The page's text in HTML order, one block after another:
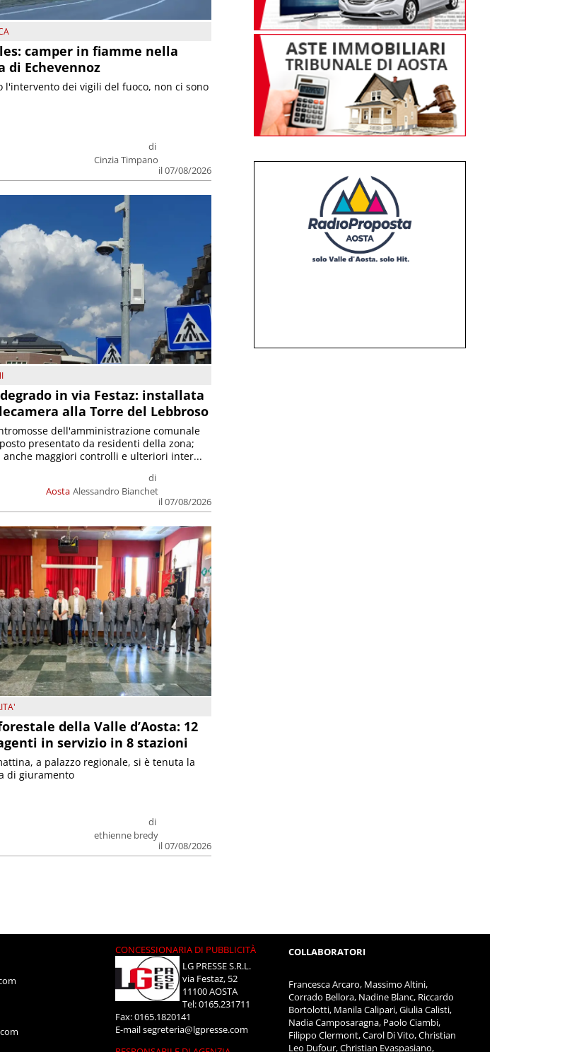
camper in fiamme nella
di Echevennoz
di
Cinzia Timpano
il 07/08/2026
l'intervento dei vigili del fuoco, non ci sono
in via Festaz: installata
alla Torre del Lebbroso
Aosta
di
Alessandro Bianchet
il 07/08/2026
dell'amministrazione comunale
presentato da residenti della zona;
anche maggiori controlli e ulteriori inter...
della Valle d’Aosta: 12
in servizio in 8 stazioni
di
ethienne bredy
il 07/08/2026
a palazzo regionale, si è tenuta la
di giuramento
CONCESSIONARIA DI PUBBLICITÀ
LG PRESSE S.R.L.
via Festaz, 52
11100 AOSTA
Tel: 0165.231711
Fax: 0165.1820141
E-mailsegreteria@lgpresse.com
COLLABORATORI
Francesca Arcaro, Massimo Altini,
Corrado Bellora, Nadine Blanc, Riccardo
Bortolotti, Manila Calipari, Giulia Calisti,
Nadia Camposaragna, Paolo Ciambi,
Filippo Clermont, Carol Di Vito, Christian
Leo Dufour, Christian Evaspasiano,